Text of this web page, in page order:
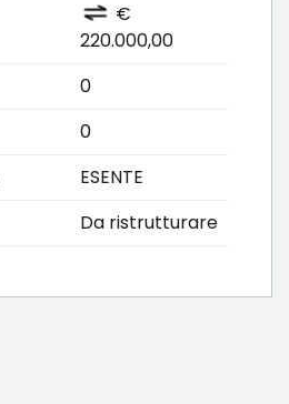
€
220.000,00
0
0
ESENTE
Da ristrutturare